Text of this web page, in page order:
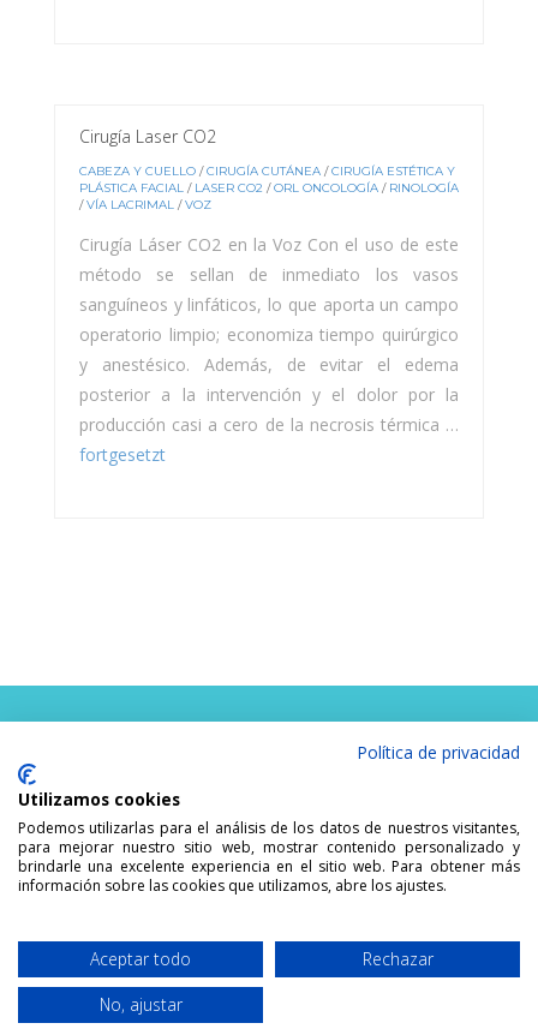
Cirugía Laser CO2
CABEZA Y CUELLO /CIRUGÍA CUTÁNEA /CIRUGÍA ESTÉTICA Y
PLÁSTICA FACIAL / LASER CO2 /ORL ONCOLOGÍA / RINOLOGÍA
/VÍA LACRIMAL /VOZ
Cirugía Láser CO2 en la Voz Con el uso de este
método se sellan de inmediato los vasos
sanguíneos y linfáticos, lo que aporta un campo
operatorio limpio; economiza tiempo quirúrgico
y anestésico. Además, de evitar el edema
posterior a la intervención y el dolor por la
producción casi a cero de la necrosis térmica …
fortgesetzt
MALLORCA HNO.
ALLE RECHTE
VORBEHALTEN.
indesigners.es
Política de privacidad
Utilizamos cookies
Podemos utilizarlas para el análisis de los datos de nuestros visitantes,
para mejorar nuestro sitio web, mostrar contenido personalizado y
brindarle una excelente experiencia en el sitio web. Para obtener más
información sobre las cookies que utilizamos, abre los ajustes.
Aceptar todo
Rechazar
No, ajustar